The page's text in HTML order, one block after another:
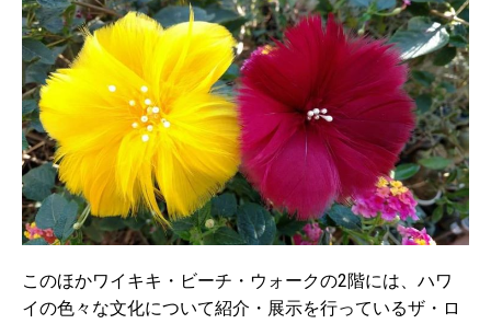
このほかワイキキ・ビーチ・ウォークの2階には、ハワ
イの色々な文化について紹介・展示を行っているザ・ロ